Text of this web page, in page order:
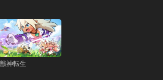
神転生